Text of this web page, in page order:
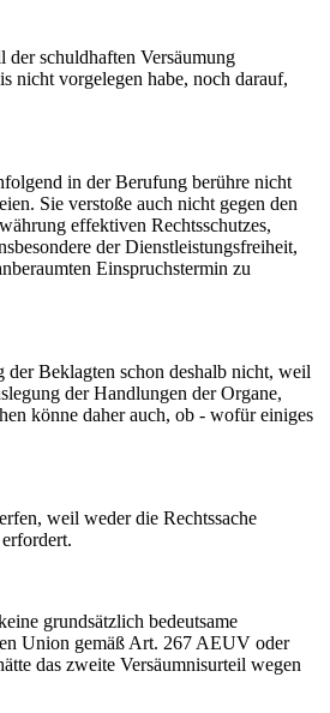
schuldhaften Versäumung
nicht vorgelegen habe, noch darauf,
in der Berufung berühre nicht
Sie verstoße auch nicht gegen den
effektiven Rechtsschutzes,
der Dienstleistungsfreiheit,
Einspruchstermin zu
Beklagten schon deshalb nicht, weil
der Handlungen der Organe,
könne daher auch, ob - wofür einiges
weil weder die Rechtssache
grundsätzlich bedeutsame
Union gemäß Art. 267 AEUV oder
das zweite Versäumnisurteil wegen